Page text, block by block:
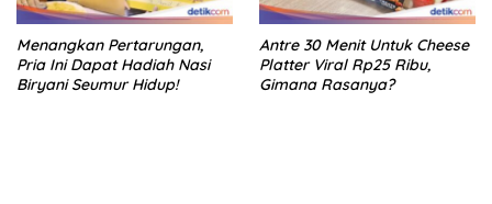
Menangkan Pertarungan,
Pria Ini Dapat Hadiah Nasi
Biryani Seumur Hidup!
Antre 30 Menit Untuk Cheese
Platter Viral Rp25 Ribu,
Gimana Rasanya?